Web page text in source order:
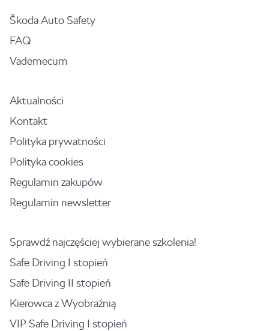
Škoda Auto Safety
FAQ
Vademecum
Aktualności
Kontakt
Polityka prywatności
Polityka cookies
Regulamin zakupów
Regulamin newsletter
Sprawdź najczęściej wybierane szkolenia!
Safe Driving I stopień
Safe Driving II stopień
Kierowca z Wyobraźnią
VIP Safe Driving I stopień